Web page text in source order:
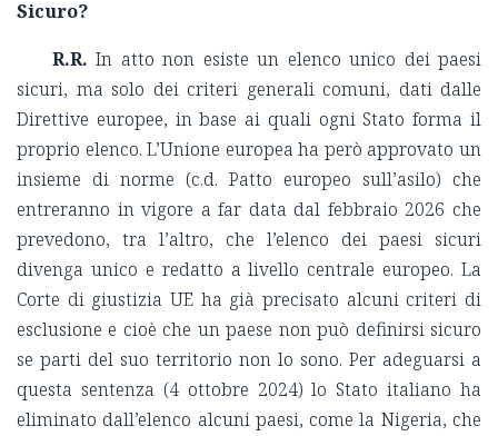
Sicuro?
R.R. In atto non esiste un elenco unico dei paesi
sicuri, ma solo dei criteri generali comuni, dati dalle
Direttive europee, in base ai quali ogni Stato forma il
proprio elenco. L’Unione europea ha però approvato un
insieme di norme (c.d. Patto europeo sull’asilo) che
entreranno in vigore a far data dal febbraio 2026 che
prevedono, tra l’altro, che l’elenco dei paesi sicuri
divenga unico e redatto a livello centrale europeo. La
Corte di giustizia UE ha già precisato alcuni criteri di
esclusione e cioè che un paese non può definirsi sicuro
se parti del suo territorio non lo sono. Per adeguarsi a
questa sentenza (4 ottobre 2024) lo Stato italiano ha
eliminato dall’elenco alcuni paesi, come la Nigeria, che